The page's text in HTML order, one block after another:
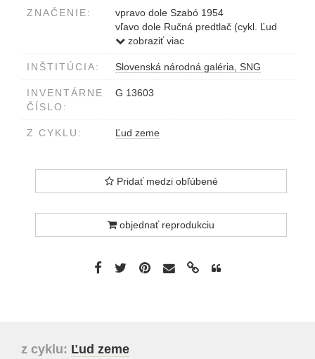
ZNAČENIE:
vpravo dole Szabó 1954
vľavo dole Ručná predtlač (cykl. Ľud
zeme) /:piece unique:/
zobraziť viac
INŠTITÚCIA: Slovenská národná galéria, SNG
INVENTÁRNE
ČÍSLO:
G 13603
Z CYKLU: Ľud zeme
Pridať medzi obľúbené
objednať reprodukciu
z cyklu: Ľud zeme